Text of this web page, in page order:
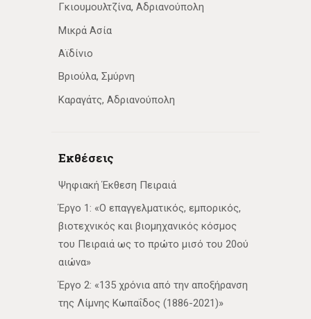
Γκιουμουλτζίνα, Αδριανούπολη
Μικρά Ασία
Αϊδίνιο
Βριούλα, Σμύρνη
Καραγάτς, Αδριανούπολη
Εκθέσεις
Ψηφιακή Έκθεση Πειραιά
Έργο 1: «Ο επαγγελματικός, εμπορικός,
βιοτεχνικός και βιομηχανικός κόσμος
του Πειραιά ως το πρώτο μισό του 20ού
αιώνα»
Έργο 2: «135 χρόνια από την αποξήρανση
της Λίμνης Κωπαΐδος (1886-2021)»